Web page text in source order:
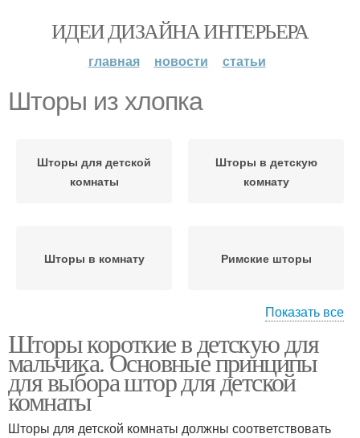
ИДЕИ ДИЗАЙНА ИНТЕРЬЕРА
главная новости статьи
Шторы из хлопка
Шторы для детской
комнаты
Шторы в детскую
комнату
Шторы в комнату Римские шторы
Рулонные шторы
Показать все
Шторы короткие в детскую для
мальчика. Основные принципы
для выбора штор для детской
комнаты
Шторы для детской комнаты должны соответствовать